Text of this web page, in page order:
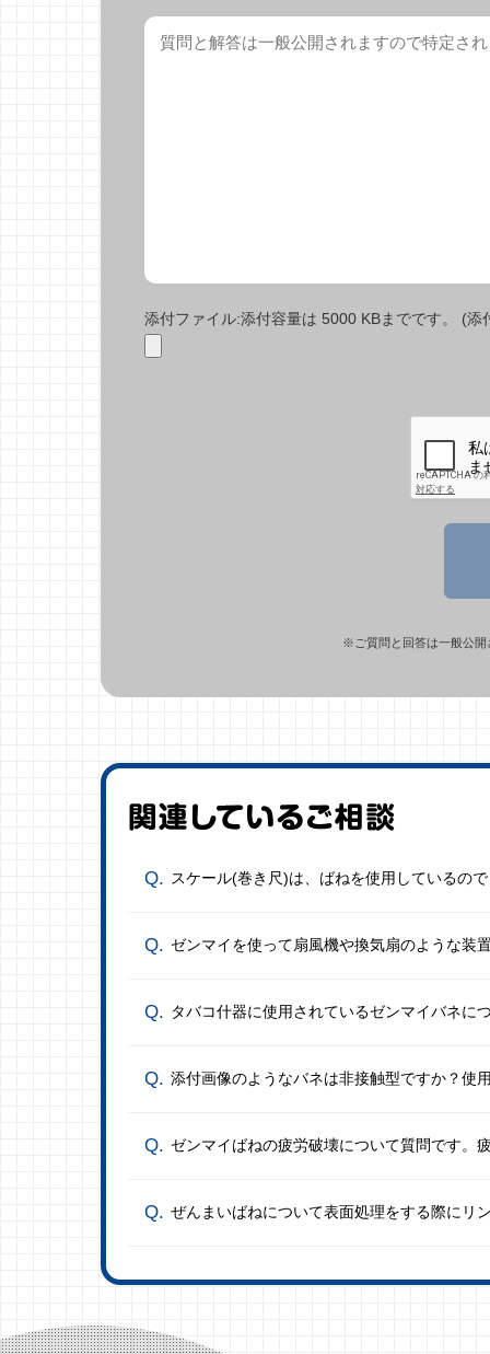
添付ファイル:添付容量は 5000 KBまでです。 (
※ご質問と回答は一般公開
スケール(巻き尺)は、ばねを使用しているの
ゼンマイを使って扇風機や換気扇のような装
タバコ什器に使用されているゼンマイバネに
添付画像のようなバネは非接触型ですか？使
ゼンマイばねの疲労破壊について質問です。
ぜんまいばねについて表面処理をする際にリ